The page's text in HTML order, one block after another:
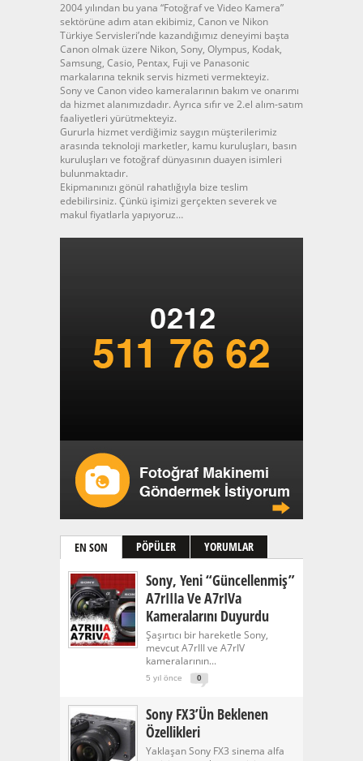
2004 yılından bu yana “Fotoğraf ve Video Kamera”
sektörüne adım atan ekibimiz, Canon ve Nikon
Türkiye Servisleri’nde kazandığımız deneyimi başta
Canon olmak üzere Nikon, Sony, Olympus, Kodak,
Samsung, Casio, Pentax, Fuji ve Panasonic
markalarına teknik servis hizmeti vermekteyiz.
Sony ve Canon video kameralarının bakım ve onarımı
da hizmet alanımızdadır. Ayrıca sıfır ve 2.el alım-satım
faaliyetleri yürütmekteyiz.
Gururla hizmet verdiğimiz saygın müşterilerimiz
arasında teknoloji marketler, kamu kuruluşları, basın
kuruluşları ve fotoğraf dünyasının duayen isimleri
bulunmaktadır.
Ekipmanınızı gönül rahatlığıyla bize teslim
edebilirsiniz. Çünkü işimizi gerçekten severek ve
makul fiyatlarla yapıyoruz…
EN SON PÖPÜLER YORUMLAR
Sony, Yeni “güncellenmiş”
A7rIIIa Ve A7rIVa
Kameralarını Duyurdu
Şaşırtıcı bir hareketle Sony,
mevcut A7rIII ve A7rIV
kameralarının...
5 yıl önce 0
Sony FX3’ün Beklenen
Özellikleri
Yaklaşan Sony FX3 sinema alfa